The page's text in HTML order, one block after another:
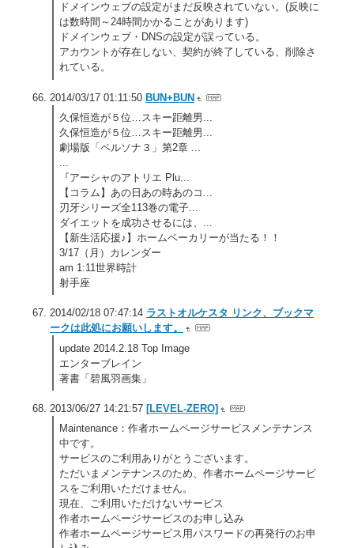
ドメインウェブの設定がまだ反映されていない。(反映に
は数時間～24時間かかることがあります)
ドメインウェブ・DNSの設定が誤っている。
アカウントが存在しない、契約が終了している、削除さ
れている。
2014/03/17 01:11:50 BUN+BUN
久保恒造が５位…スキー距離男...
久保恒造が５位…スキー距離男...
劇場版「ペルソナ３」第2章 ...
『アーシャのアトリエ Plu...
【コラム】あの日あの時あのコ...
刃牙シリーズ全113巻の電子...
ダイエットを成功させるには、...
【新生活応援♪】ホームベーカリーが当たる！！
3/17（月）カレンダー
am 1:11世界時計
射手座
2014/02/18 07:47:14 ラストオルケスタ リンク、ブックマ
ークは此処にお願いします。
update 2014.2.18 Top Image
エンターブレイン
著書「碧風羽画集」
2013/06/27 14:21:57 [LEVEL-ZERO]
Maintenance：作者ホームページサービスメンテナンス
中です。
サービスのご利用ありがとうございます。
ただいまメンテナンスのため、作者ホームページサービ
スをご利用いただけません。
現在、ご利用いただけないサービス
作者ホームページサービスのお申し込み
作者ホームページサービス用パスワードの再発行のお申